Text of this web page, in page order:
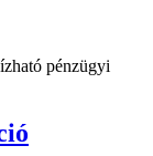
pénzügyi